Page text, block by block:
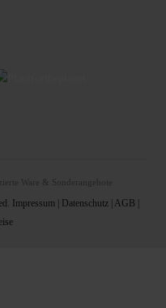
Ware & Sonderangebote
Impressum| Datenschutz| AGB